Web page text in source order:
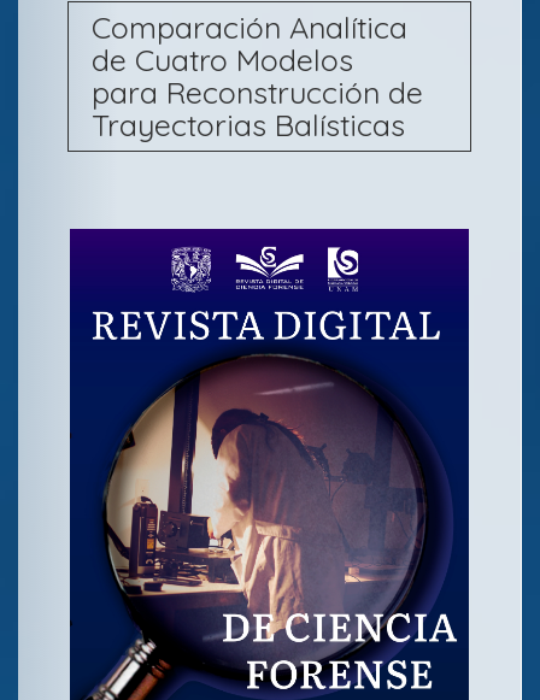
Comparación Analítica
de Cuatro Modelos
para Reconstrucción de
Trayectorias Balísticas
l